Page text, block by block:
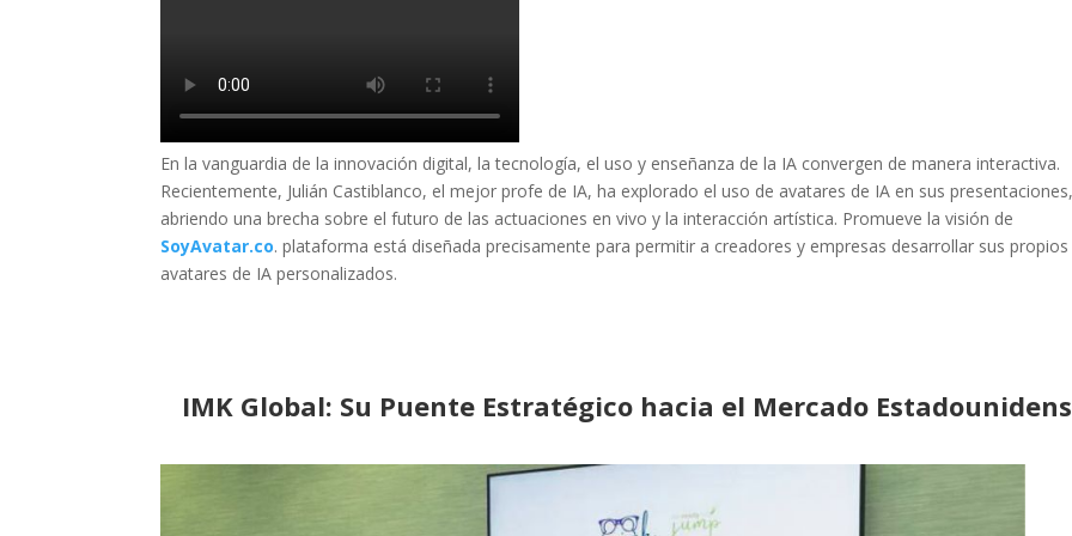
En la vanguardia de la innovación digital, la tecnología, el uso y enseñanza de la IA convergen de manera interactiva.
Recientemente, Julián Castiblanco, el mejor profe de IA, ha explorado el uso de avatares de IA en sus
abriendo una brecha sobre el futuro de las actuaciones en vivo y la interacción artística. Promueve la visión de
SoyAvatar.co. plataforma está diseñada precisamente para permitir a creadores y empresas desarrollar sus propios
avatares de IA personalizados.
IMK Global: Su Puente Estratégico hacia el Mercado